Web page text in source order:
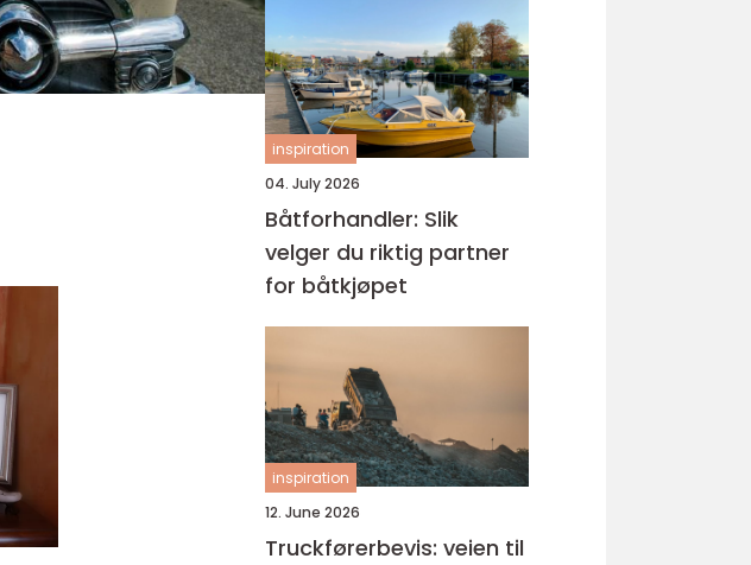
inspiration
04. July 2026
Båtforhandler: Slik
velger du riktig partner
for båtkjøpet
inspiration
12. June 2026
Truckførerbevis: veien til